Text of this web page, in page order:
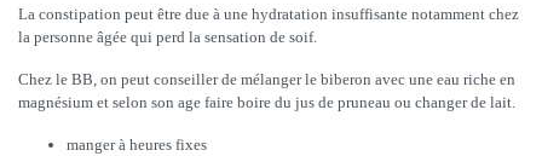
La constipation peut être due à une hydratation insuffisante notamment chez
la personne âgée qui perd la sensation de soif.
Chez le BB, on peut conseiller de mélanger le biberon avec une eau riche en
magnésium et selon son age faire boire du jus de pruneau ou changer de lait.
manger à heures fixes